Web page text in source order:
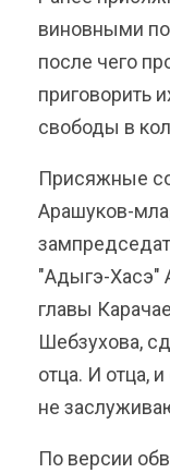
виновными
после чего
приговорить
свободы в
Присяжные
Арашуков-
"Адыгэ-Хасэ"
главы
Шебзухова,
отца. И отца,
не
По версии